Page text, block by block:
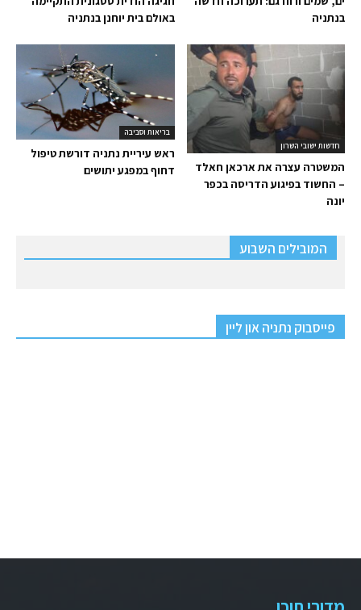
באולם בית יוחנן בנתניה
בנתניה
בריאות וסביבה
ראש עיריית נתניה דורשת טיפול
דחוף במפגע יתושים
חדשות ישובי השרון
המשטרה עצרה את ארכאן חאלד
– החשוד בפיגוע הדריסה בכפר
יונה
המובילים השבוע
פייסבוק נתניה און ליין